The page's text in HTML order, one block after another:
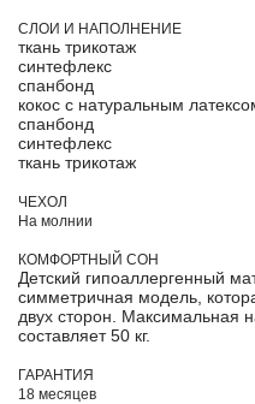
СЛОИ И НАПОЛНЕНИЕ
ткань трикотаж
синтефлекс
спанбонд
кокос с натуральным
спанбонд
синтефлекс
ткань трикотаж
ЧЕХОЛ
На молнии
КОМФОРТНЫЙ СОН
Детский гипоаллергенный
симметричная модель,
двух сторон. Максимальная
составляет 50 кг.
ГАРАНТИЯ
18 месяцев